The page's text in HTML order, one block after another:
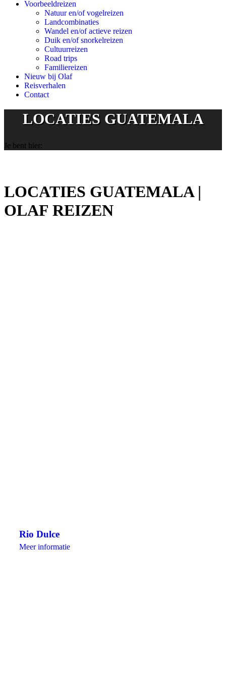
Voorbeeldreizen
Natuur en/of vogelreizen
Landcombinaties
Wandel en/of actieve reizen
Duik en/of snorkelreizen
Cultuurreizen
Road trips
Familiereizen
Nieuw bij Olaf
Reisverhalen
Contact
LOCATIES GUATEMALA
Je bent hier:
LOCATIES GUATEMALA |
OLAF REIZEN
Rio Dulce
Meer informatie